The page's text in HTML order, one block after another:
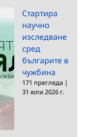
Стартира
научно
изследване
сред
българите в
чужбина
171 прегледа |
31 юли 2026 г.